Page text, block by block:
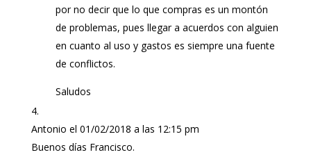
por no decir que lo que compras es un montón
de problemas, pues llegar a acuerdos con alguien
en cuanto al uso y gastos es siempre una fuente
de conflictos.
Saludos
Antonio el 01/02/2018 a las 12:15 pm
Buenos días Francisco.